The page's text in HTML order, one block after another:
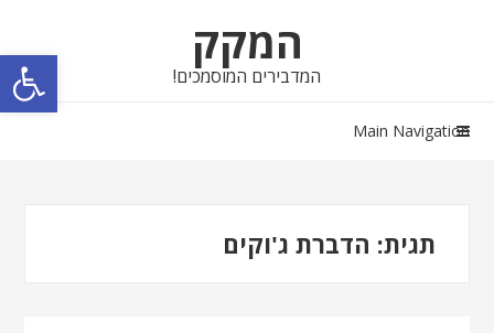
פתח סרגל נגישות המקק
המדבירים המוסמכים!
Main Navigation
תגית: הדברת ג'וקים